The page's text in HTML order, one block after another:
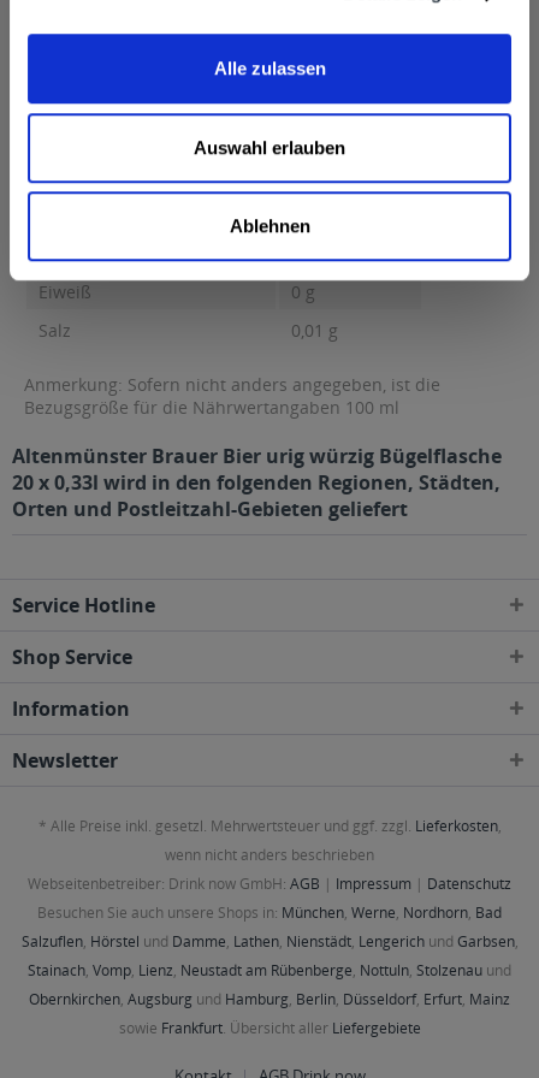
Alle zulassen
Auswahl erlauben
Ablehnen
Brennwert 41 kcal / 170 kJ Fett 0,5 g davon gesättigte Fettsäuren
Brennwert
41 kcal / 170 kJ
0,5 g
davon gesättigte Fettsäuren
0,1 g
davon Zucker
0,5 g
Eiweiß
0 g
Salz
0,01 g
Anmerkung: Sofern nicht anders angegeben, ist die
Bezugsgröße für die Nährwertangaben 100 ml
Altenmünster Brauer Bier urig würzig Bügelflasche
20 x 0,33l wird in den folgenden Regionen, Städten,
Orten und Postleitzahl-Gebieten geliefert
Service Hotline
Shop Service
Information
Newsletter
* Alle Preise inkl. gesetzl. Mehrwertsteuer und ggf. zzgl. Lieferkosten,
wenn nicht anders beschrieben
Webseitenbetreiber: Drink now GmbH: AGB | Impressum | Datenschutz
Besuchen Sie auch unsere Shops in: München, Werne, Nordhorn, Bad
Salzuflen, Hörstel und Damme, Lathen, Nienstädt, Lengerichund Garbsen,
Stainach, Vomp, Lienz, Neustadt am Rübenberge, Nottuln, Stolzenau und
Obernkirchen, Augsburg und Hamburg, Berlin, Düsseldorf, Erfurt, Mainz
sowie Frankfurt. Übersicht aller Liefergebiete